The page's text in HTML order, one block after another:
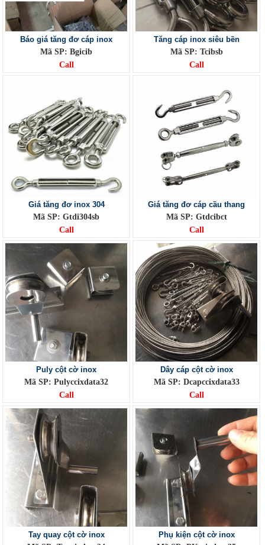
Báo giá tăng đơ cáp inox
Mã SP: Bgicib
Call
Tăng cáp inox siêu bền
Mã SP: Tcibsb
Call
Giá tăng đơ inox 304
Mã SP: Gtdi304sb
Call
Giá tăng đơ cáp cầu thang
Mã SP: Gtdcibct
Call
Puly cột cờ inox
Mã SP: Pulyccixdata32
Call
Dây cáp cột cờ inox
Mã SP: Dcapccixdata33
Call
Tay quay cột cờ inox
Phụ kiện cột cờ inox